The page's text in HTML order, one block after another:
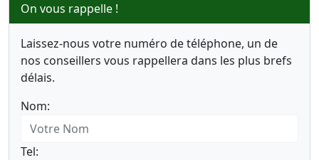
On vous rappelle !
Laissez-nous votre numéro de téléphone, un de
nos conseillers vous rappellera dans les plus brefs
délais.
Nom:
Tel: